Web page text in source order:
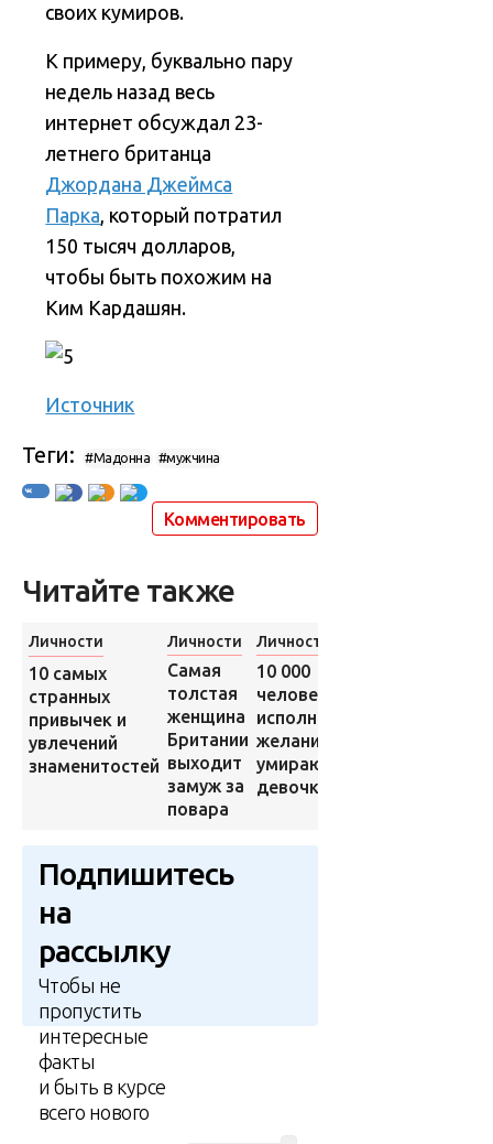
своих кумиров.
К примеру, буквально пару
недель назад весь
интернет обсуждал 23-
летнего британца
Джордана Джеймса
Парка, который потратил
150 тысяч долларов,
чтобы быть похожим на
Ким Кардашян.
Источник
Теги: #Мадонна #мужчина
Комментировать
Читайте также
Личности
10 самых
странных
привычек и
увлечений
знаменитостей
Личности
Самая
толстая
женщина
Британии
выходит
замуж за
повара
Личности
10 000
человек
исполнили
желание
умирающей
девочки
Подпишитесь
на
рассылку
Чтобы не
пропустить
интересные
факты
и быть в курсе
всего нового